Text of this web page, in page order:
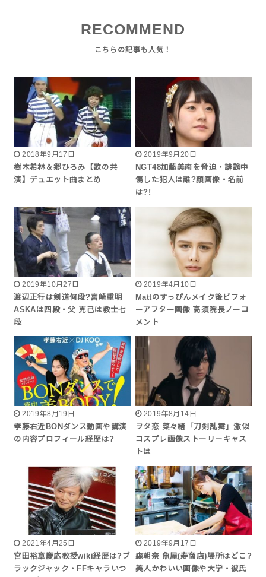
RECOMMEND
2018年9月17日
樹木希林＆郷ひろみ【歌の共
演】デュエット曲まとめ
2019年9月20日
NGT48加藤美南を脅迫・誹謗中
傷した犯人は誰?顔画像・名前
は?!
2019年10月27日
渡辺正行は剣道何段?宮崎重明
ASKAは四段・父 克己は教士七
段
2019年4月10日
Mattのすっぴんメイク後ビフォ
ーアフター画像 高須院長ノーコ
メント
2019年8月19日
孝藤右近BONダンス動画や講演
の内容プロフィール経歴は?
2019年8月14日
ヲタ恋 菜々緒「刀剣乱舞」激似
コスプレ画像ストーリーキャス
トは
2021年4月25日
宮田裕章慶応教授wiki経歴は?ブ
ラックジャック・FFキャラいつ
2019年9月17日
森朝奈 魚屋(寿商店)場所はどこ?
美人かわいい画像や大学・彼氏